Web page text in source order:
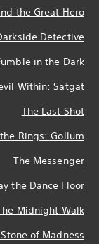
the Great Hero
Detective
in the Dark
Within: Satgat
The Last Shot
Rings: Gollum™
The Messenger
the Dance Floor
Midnight Walk
of Madness